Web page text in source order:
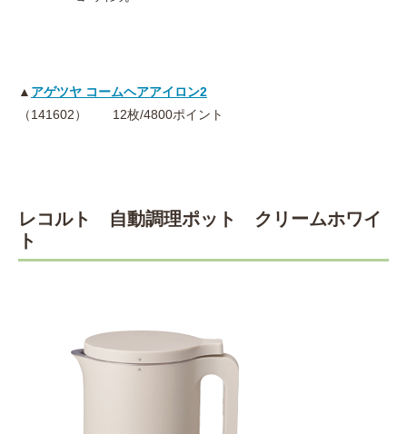
▲ アゲツヤ コームヘアアイロン2
（141602） 12枚/4800ポイント
レコルト 自動調理ポット クリームホワイ
ト